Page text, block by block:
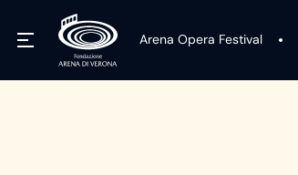
Arena Opera Festival